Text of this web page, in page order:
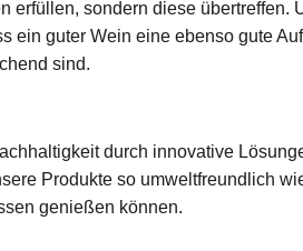
sondern diese übertreffen.
ein guter Wein eine ebenso gute
sind.
durch innovative
Produkte so umweltfreundlich
genießen können.